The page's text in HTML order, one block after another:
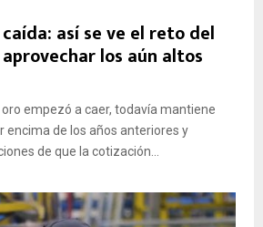
así se ve el reto del
los aún altos
empezó a caer, todavía mantiene
encima de los años anteriores y
de que la cotización...